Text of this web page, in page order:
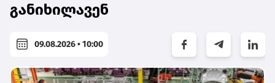
განიხილავენ
09.08.2026 • 10:00